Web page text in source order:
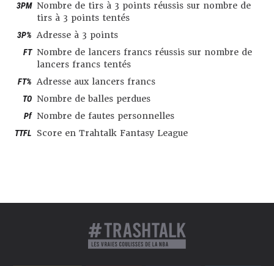
3PM Nombre de tirs à 3 points réussis sur nombre de
tirs à 3 points tentés
3P% Adresse à 3 points
FT Nombre de lancers francs réussis sur nombre de
lancers francs tentés
FT% Adresse aux lancers francs
TO Nombre de balles perdues
Pf Nombre de fautes personnelles
TTFL Score en Trahtalk Fantasy League